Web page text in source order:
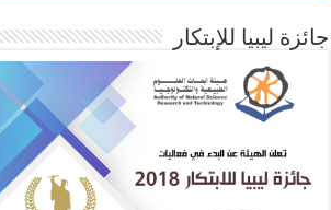
جائزة ليبيا للإبتكار